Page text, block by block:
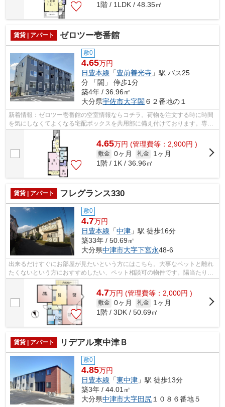
1階 / 1LDK / 48.35㎡
賃貸 | アパート ゼロツー壱番館
敷0
4.65万円
日豊本線 「豊前善光寺 」駅 バス25
分 「閤」 停歩1分
築4年 / 36.96㎡
大分県宇佐市大字閤 ６２番地の１
新着情報：ゼロツー壱番館の空室情報ならコチラ。荷物を注文する時に時間
を気にしなくてよくなる宅配ボックスを共用部に備え付けております。専有
面積36.96平米で、広々しております。...
4.65万円 (管理費等：2,900円 )
敷金 0ヶ月 礼金
1ヶ月
1階 / 1K / 36.96㎡
賃貸 | アパート フレグランス330
敷0
4.7万円
日豊本線 「中津 」駅 徒歩16分
築33年 / 50.69㎡
大分県中津市大字下宮永48-6
出来るだけすぐにお部屋が見たいという方にはこちら。大事なペットと離れ
たくないという方におすすめしたい、ペット相談可の物件です。陽当たりが
良いので、部屋の中にカビが生えにく...
4.7万円 (管理費等：2,000円 )
敷金 0ヶ月 礼金
1ヶ月
1階 / 3DK / 50.69㎡
賃貸 | アパート リデアル東中津Ｂ
敷0
4.85万円
日豊本線 「東中津 」駅 徒歩13分
築3年 / 44.01㎡
大分県中津市大字田尻１０８６番地５